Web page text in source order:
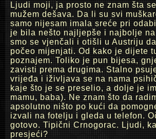
Ljudi moji, ja prosto ne znam šta
mužem dešava. Da li su svi
samo nijesam imala sreće pri
je bila nešto najljepše i najbolje
smo se vjenčali i otišli u Austriju
počeo mijenjati. Od kako je dijete
poznajem. Toliko je pun bijesa,
zavisti prema drugima. Stalno
vrijeđa i iživljava se na nama
kaje što je se preselio, a dolje je
mamu, baba). Ne znam što da
apsolutno ništo po kući da
izvali na fotelju i gleda u telefon.
gotovo. Tipični Crnogorac. Ljudi,
presjeći?